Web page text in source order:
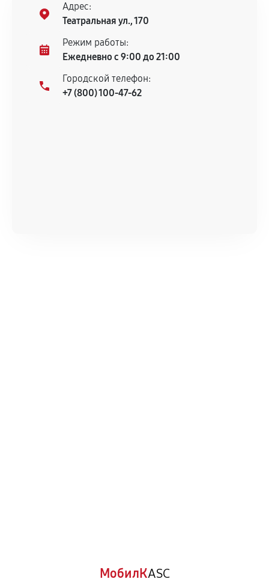
Адрес:
Театральная ул., 170
Режим работы:
Ежедневно с 9:00 до 21:00
Городской телефон:
+7 (800) 100-47-62
МобилКASC